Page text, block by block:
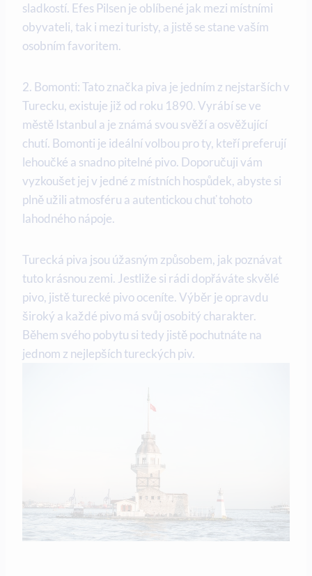
sladkostí. Efes Pilsen je oblíbené jak mezi místními
obyvateli, tak i mezi turisty, a jistě se stane vaším
osobním favoritem.
2. Bomonti: Tato značka piva je jedním z nejstarších v
Turecku, existuje již od roku 1890. Vyrábí se ve
městě Istanbul a je známá svou svěží a osvěžující
chutí. Bomonti je ideální volbou pro ty, kteří preferují
lehoučké a snadno pitelné pivo. Doporučuji vám
vyzkoušet jej v jedné z místních hospůdek, abyste si
plně užili atmosféru a autentickou chuť tohoto
lahodného nápoje.
Turecká piva jsou úžasným způsobem, jak poznávat
tuto krásnou zemi. Jestliže si rádi dopřáváte skvělé
pivo, jistě turecké pivo oceníte. Výběr je opravdu
široký a každé pivo má svůj osobitý charakter.
Během svého pobytu si tedy jistě pochutnáte na
jednom z nejlepších tureckých piv.